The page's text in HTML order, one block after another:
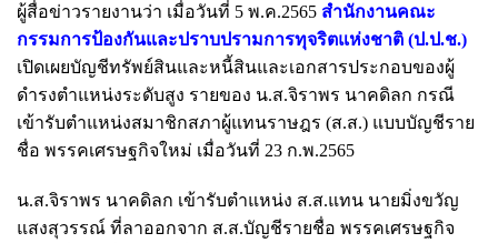
ผู้สื่อข่าวรายงานว่า เมื่อวันที่ 5 พ.ค.2565 สำนักงานคณะ
กรรมการป้องกันและปราบปรามการทุจริตแห่งชาติ (ป.ป.ช.)
เปิดเผยบัญชีทรัพย์สินและหนี้สินและเอกสารประกอบของผู้
ดำรงตำแหน่งระดับสูง รายของ น.ส.จิราพร นาคดิลก กรณี
เข้ารับตำแหน่งสมาชิกสภาผู้แทนราษฎร (ส.ส.) แบบบัญชีราย
ชื่อ พรรคเศรษฐกิจใหม่ เมื่อวันที่ 23 ก.พ.2565
น.ส.จิราพร นาคดิลก เข้ารับตำแหน่ง ส.ส.แทน นายมิ่งขวัญ
แสงสุวรรณ์ ที่ลาออกจาก ส.ส.บัญชีรายชื่อ พรรคเศรษฐกิจ